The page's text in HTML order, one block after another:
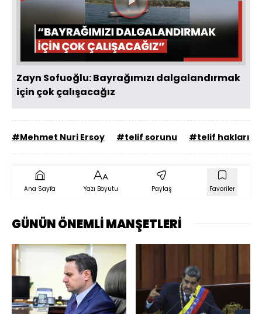
Videoyu
Oynat
Zayn Sofuoğlu: Bayrağımızı dalgalandırmak
için çok çalışacağız
#Mehmet Nuri Ersoy #telif sorunu #telif hakları
Ana Sayfa Yazı Boyutu Paylaş Favoriler
GÜNÜN ÖNEMLİ MANŞETLERİ